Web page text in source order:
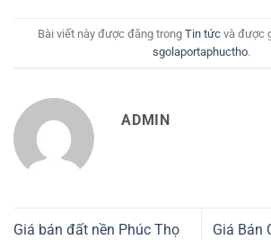
Bài viết này được đăng trong Tin tức và được
sgolaportaphuctho.
ADMIN
Giá bán đất nền Phúc Thọ
Giá Bán